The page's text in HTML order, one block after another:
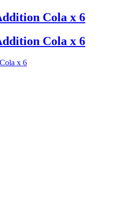
Cola x 6
Cola x 6